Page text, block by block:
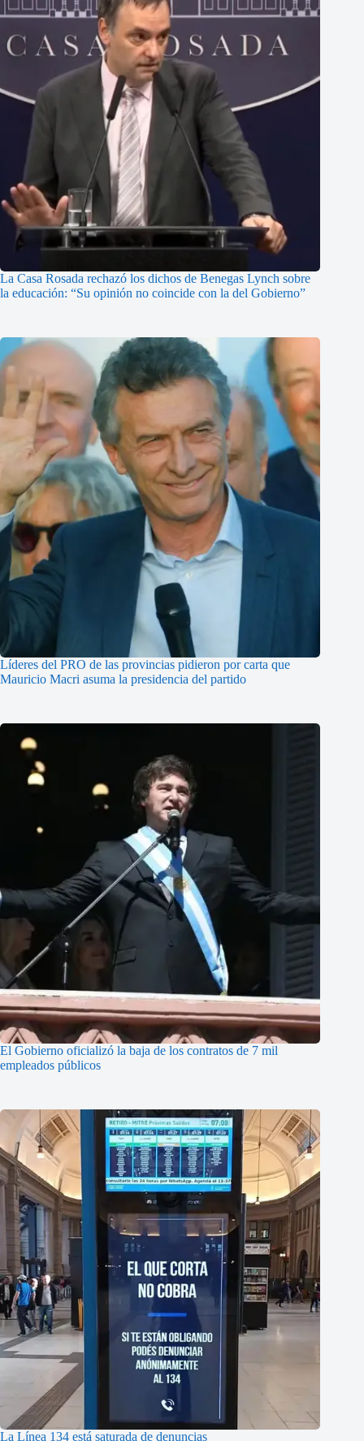
La Casa Rosada rechazó los dichos de Benegas Lynch sobre
la educación: “Su opinión no coincide con la del Gobierno”
Líderes del PRO de las provincias pidieron por carta que
Mauricio Macri asuma la presidencia del partido
El Gobierno oficializó la baja de los contratos de 7 mil
empleados públicos
La Línea 134 está saturada de denuncias